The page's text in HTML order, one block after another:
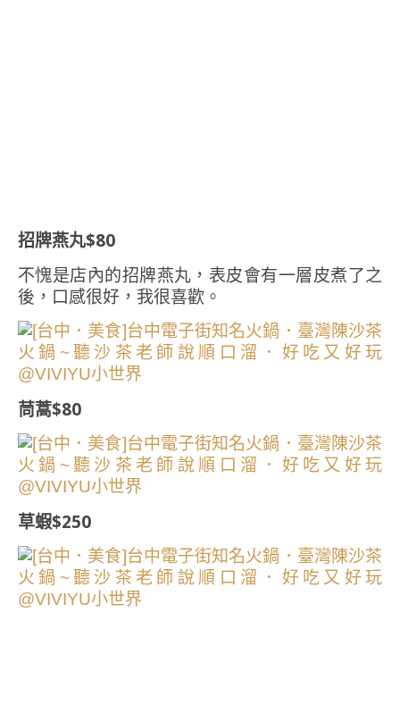
招牌燕丸$80
不愧是店內的招牌燕丸，表皮會有一層皮煮了之
後，口感很好，我很喜歡。
茼蒿$80
草蝦$250